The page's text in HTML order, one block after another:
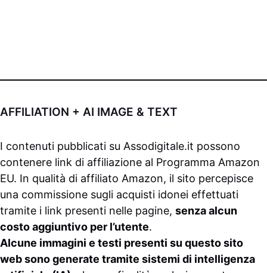
AFFILIATION + AI IMAGE & TEXT
I contenuti pubblicati su Assodigitale.it possono
contenere link di affiliazione al Programma Amazon
EU. In qualità di affiliato Amazon, il sito percepisce
una commissione sugli acquisti idonei effettuati
tramite i link presenti nelle pagine, senza alcun
costo aggiuntivo per l’utente.
Alcune immagini e testi presenti su questo sito
web sono generate tramite sistemi di intelligenza